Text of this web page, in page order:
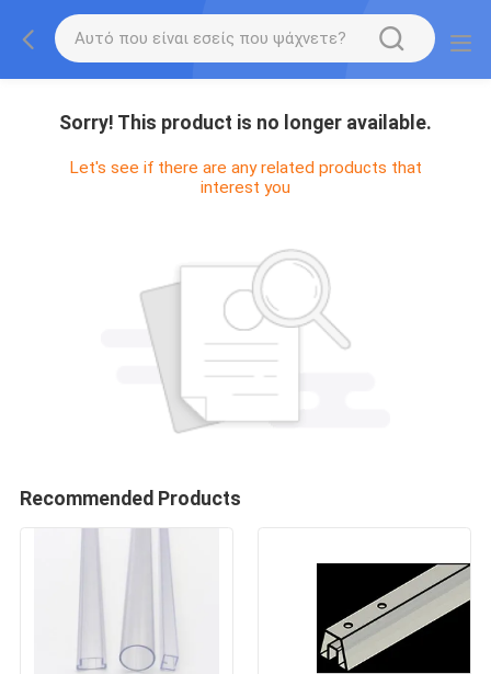
Sorry! This product is no longer available.
Let's see if there are any related products that
interest you
Recommended Products